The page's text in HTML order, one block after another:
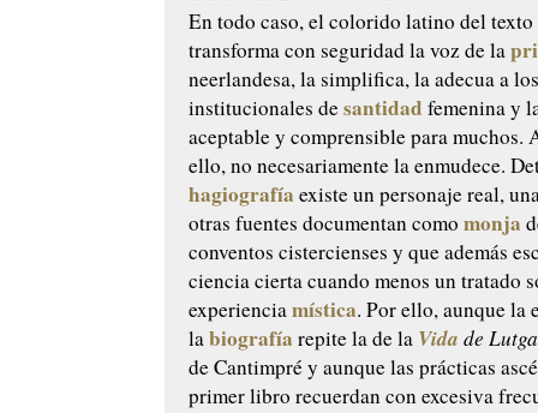
En todo caso, el colorido latino del
transforma con seguridad la voz de la
neerlandesa, la simplifica, la adecua a
institucionales desantidad femenina y
aceptable y comprensible para muchos.
ello, no necesariamente la enmudece.
hagiografía existe un personaje real,
otras fuentes documentan comomonja
conventos cistercienses y que además
ciencia cierta cuando menos un tratado
experienciamística. Por ello, aunque la
labiografía repite la de la Vida de
de Cantimpré y aunque las prácticas
primer libro recuerdan con excesiva